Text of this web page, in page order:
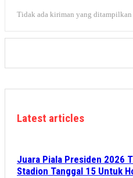
Tidak ada kiriman yang ditampilkan
Latest articles
Juara Piala Presiden 2026
Stadion Tanggal 15 Untuk